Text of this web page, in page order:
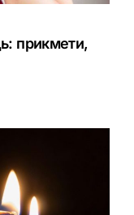
прикмети,